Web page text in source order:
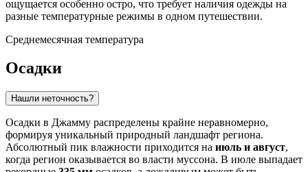
ощущается особенно остро, что требует наличия одежды на
разные температурные режимы в одном путешествии.
Среднемесячная температура
Осадки
Нашли неточность?
Осадки в Джамму распределены крайне неравномерно,
формируя уникальный природный ландшафт региона.
Абсолютный пик влажности приходится на июль и август,
когда регион оказывается во власти муссона. В июле выпадает